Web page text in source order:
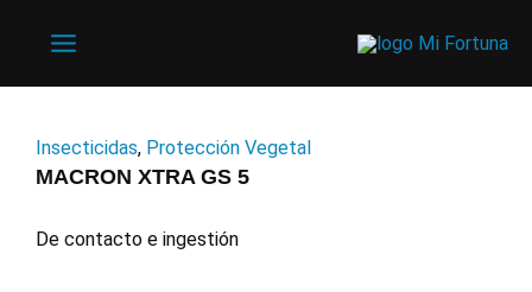
Insecticidas, Protección Vegetal
MACRON XTRA GS 5
De contacto e ingestión